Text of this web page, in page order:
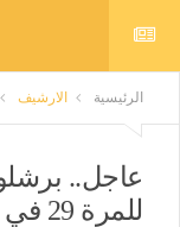
الرئيسية الارشيف
عاجل..